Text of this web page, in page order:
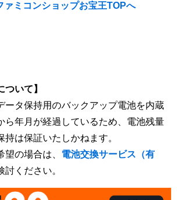
ァミコンショップお宝王TOPへ
ついて】
ータ保持用のバックアップ電池を内蔵
ら年月が経過しているため、電池残量
は保証いたしかねます。
の場合は、 電池交換サービス（有
ください。